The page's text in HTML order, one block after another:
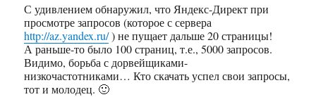
С удивлением обнаружил, что Яндекс-Директ при
просмотре запросов (которое с сервера
http://az.yandex.ru/) не пущает дальше 20 страницы!
А раньше-то было 100 страниц, т.е., 5000 запросов.
Видимо, борьба с дорвейщиками-
низкочастотниками… Кто скачать успел свои запросы,
тот и молодец. 🙂